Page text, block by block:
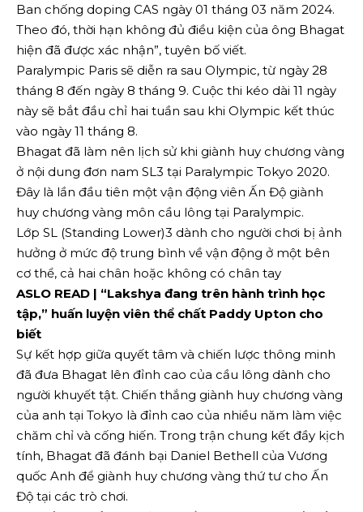
Ban chống doping CAS ngày 01 tháng 03 năm 2024.
Theo đó, thời hạn không đủ điều kiện của ông Bhagat
hiện đã được xác nhận”, tuyên bố viết.
Paralympic Paris sẽ diễn ra sau Olympic, từ ngày 28
tháng 8 đến ngày 8 tháng 9. Cuộc thi kéo dài 11 ngày
này sẽ bắt đầu chỉ hai tuần sau khi Olympic kết thúc
vào ngày 11 tháng 8.
Bhagat đã làm nên lịch sử khi giành huy chương vàng
ở nội dung đơn nam SL3 tại Paralympic Tokyo 2020.
Đây là lần đầu tiên một vận động viên Ấn Độ giành
huy chương vàng môn cầu lông tại Paralympic.
Lớp SL (Standing Lower)3 dành cho người chơi bị ảnh
hưởng ở mức độ trung bình về vận động ở một bên
cơ thể, cả hai chân hoặc không có chân tay
ASLO READ | “Lakshya đang trên hành trình học
tập,” huấn luyện viên thể chất Paddy Upton cho
biết
Sự kết hợp giữa quyết tâm và chiến lược thông minh
đã đưa Bhagat lên đỉnh cao của cầu lông dành cho
người khuyết tật. Chiến thắng giành huy chương vàng
của anh tại Tokyo là đỉnh cao của nhiều năm làm việc
chăm chỉ và cống hiến. Trong trận chung kết đầy kịch
tính, Bhagat đã đánh bại Daniel Bethell của Vương
quốc Anh để giành huy chương vàng thứ tư cho Ấn
Độ tại các trò chơi.